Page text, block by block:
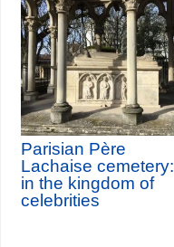
Parisian Père
Lachaise cemetery:
in the kingdom of
celebrities